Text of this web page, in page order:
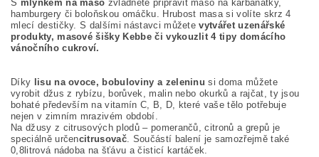
S mlýnkem na maso zvládnete připravit maso na karbanátky,
hamburgery či boloňskou omáčku. Hrubost masa si volíte skrz 4
mlecí destičky. S dalšími nástavci můžetevytvářet uzenářské
produkty, masové šišky Kebbe či vykouzlit 4 tipy domácího
vánočního cukroví.
Díky lisu na ovoce, bobuloviny a zeleninu si doma můžete
vyrobit džus z rybízu, borůvek, malin nebo okurků a rajčat, ty jsou
bohaté především na vitamín C, B, D, které vaše tělo potřebuje
nejen v zimním mrazivém období.
Na džusy z citrusových plodů – pomerančů, citronů a grepů je
speciálně určencitrusovač. Součástí balení je samozřejmě také
0,8litrová nádoba na šťávu a čisticí kartáček.